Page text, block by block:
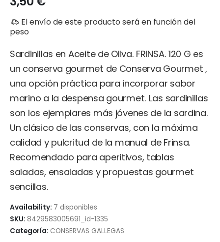
El envío de este producto será en función del
peso
Sardinillas en Aceite de Oliva. FRINSA. 120 G es
un conserva gourmet de Conserva Gourmet ,
una opción práctica para incorporar sabor
marino a la despensa gourmet. Las sardinillas
son los ejemplares más jóvenes de la sardina.
Un clásico de las conservas, con la máxima
calidad y pulcritud de la manual de Frinsa.
Recomendado para aperitivos, tablas
saladas, ensaladas y propuestas gourmet
sencillas.
Availability: 7 disponibles
SKU: 8429583005691_id-1335
Categoría: CONSERVAS GALLEGAS